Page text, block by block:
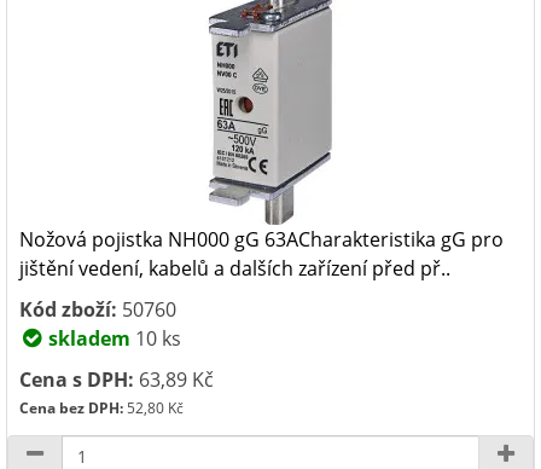
Nožová pojistka NH000 gG 63ACharakteristika gG pro
jištění vedení, kabelů a dalších zařízení před př..
Kód zboží: 50760
skladem 10 ks
Cena s DPH: 63,89 Kč
Cena bez DPH:52,80 Kč